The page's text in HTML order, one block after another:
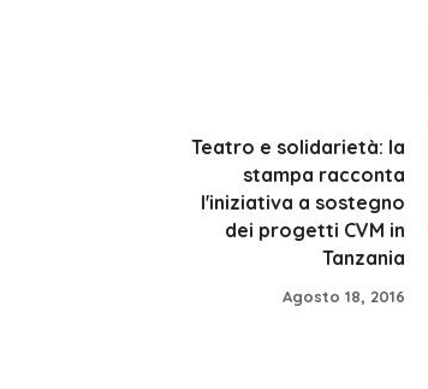
Teatro e solidarietà: la
stampa racconta
l'iniziativa a sostegno
dei progetti CVM in
Tanzania
Agosto 18, 2016